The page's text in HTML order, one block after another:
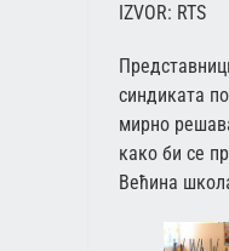
IZVOR: RTS
синдиката
мирно
како би се
Већина